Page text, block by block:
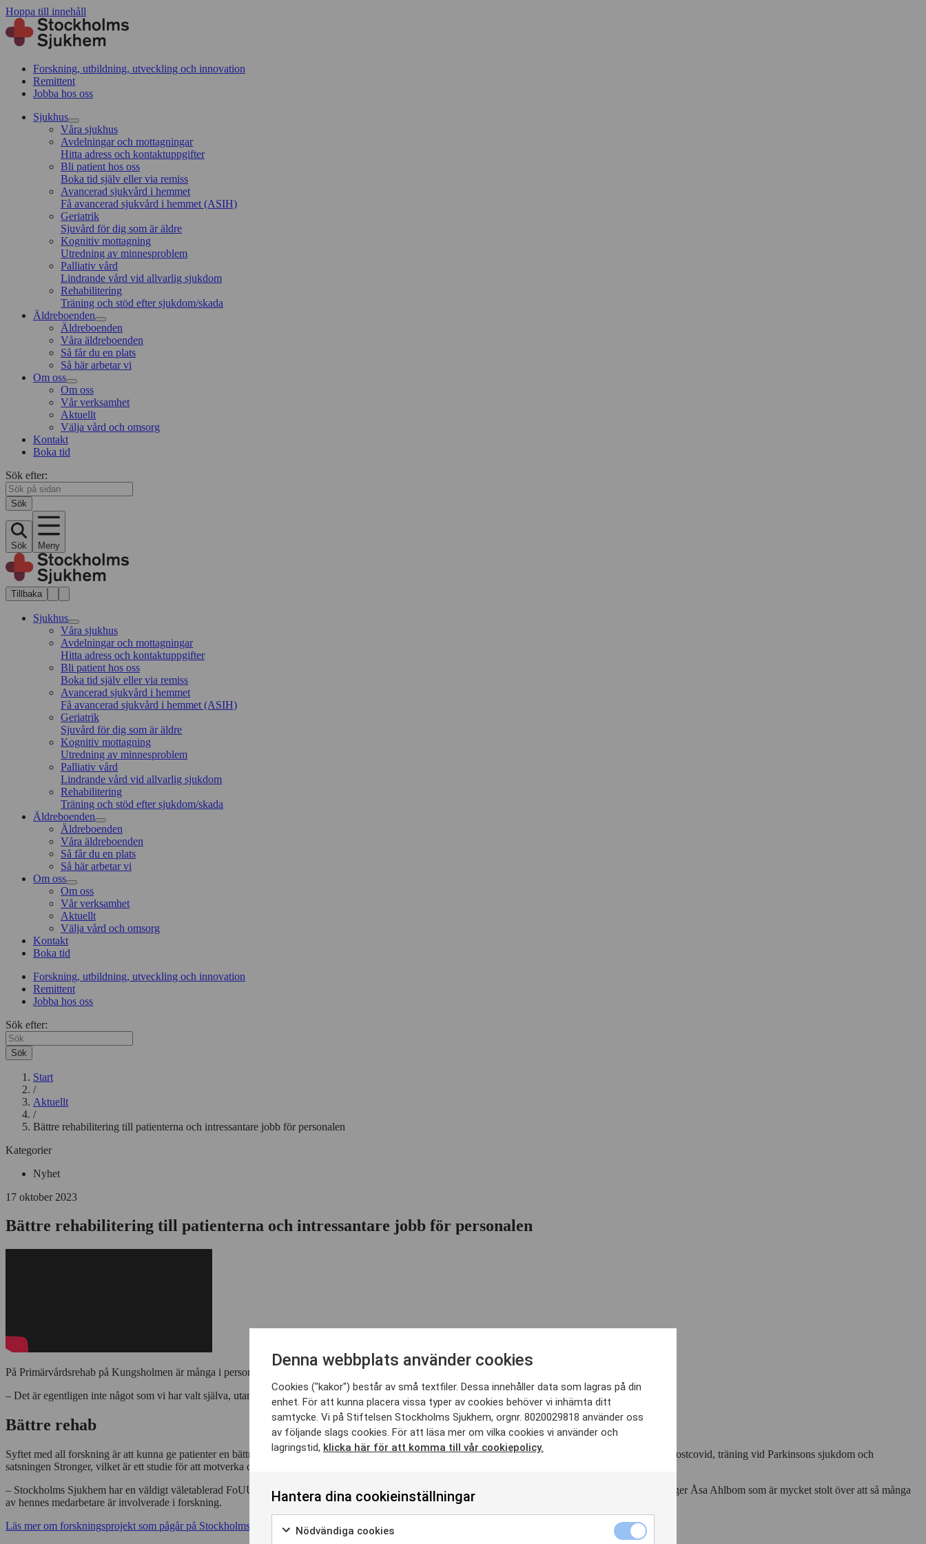
Hoppa till innehåll
Forskning, utbildning, utveckling och innovation
Remittent
Jobba hos oss
Sjukhus
Våra sjukhus
Avdelningar och mottagningar
Hitta adress och kontaktuppgifter
Bli patient hos oss
Boka tid själv eller via remiss
Avancerad sjukvård i hemmet
Få avancerad sjukvård i hemmet (ASIH)
Geriatrik
Sjuvård för dig som är äldre
Kognitiv mottagning
Utredning av minnesproblem
Palliativ vård
Lindrande vård vid allvarlig sjukdom
Rehabilitering
Träning och stöd efter sjukdom/skada
Äldreboenden
Äldreboenden
Våra äldreboenden
Så får du en plats
Så här arbetar vi
Om oss
Om oss
Vår verksamhet
Aktuellt
Välja vård och omsorg
Kontakt
Boka tid
Sök efter:
Sök
Sök Meny
Tillbaka
Sjukhus
Våra sjukhus
Avdelningar och mottagningar
Hitta adress och kontaktuppgifter
Bli patient hos oss
Boka tid själv eller via remiss
Avancerad sjukvård i hemmet
Få avancerad sjukvård i hemmet (ASIH)
Geriatrik
Sjuvård för dig som är äldre
Kognitiv mottagning
Utredning av minnesproblem
Palliativ vård
Lindrande vård vid allvarlig sjukdom
Rehabilitering
Träning och stöd efter sjukdom/skada
Äldreboenden
Äldreboenden
Våra äldreboenden
Så får du en plats
Så här arbetar vi
Om oss
Om oss
Vår verksamhet
Aktuellt
Välja vård och omsorg
Kontakt
Boka tid
Forskning, utbildning, utveckling och innovation
Remittent
Jobba hos oss
Sök efter:
Sök
Start
/
Aktuellt
/
Bättre rehabilitering till patienterna och intressantare jobb för personalen
Kategorier
Nyhet
17 oktober 2023
Bättre rehabilitering till patienterna och intressantare jobb för personalen
På Primärvårdsrehab på Kungsholmen är många i personalen involverade i forskningsprojekt utöver sitt vanliga arbete med att ta emot patienter.
– Det är egentligen inte något som vi har valt själva, utan det har vuxit fram, säger Åsa Ahlbom, enhetschef vid Primärvårdsrehab på Kungsholmen.
Bättre rehab
Syftet med all forskning är att kunna ge patienter en bättre rehabilitering. Mottagningen är bland annat involverade i forskning som rör arbetsåtergång vid postcovid, träning vid Parkinsons sjukdom och
satsningen Stronger, vilket är ett studie för att motverka demens och alzheimer.
– Stockholms Sjukhem har en väldigt väletablerad FoUU-verksamhet. Det ger möjlighet att skapa samarbeten mellan forskning och klinisk verksamhet, säger Åsa Ahlbom som är mycket stolt över att så många
av hennes medarbetare är involverade i forskning.
Läs mer om forskningsprojekt som pågår på Stockholms Sjukhem
Denna webbplats använder cookies
Cookies ("kakor") består av små textfiler. Dessa innehåller data som lagras på din
enhet. För att kunna placera vissa typer av cookies behöver vi inhämta ditt
samtycke. Vi på Stiftelsen Stockholms Sjukhem, orgnr. 8020029818 använder oss
av följande slags cookies. För att läsa mer om vilka cookies vi använder och
lagringstid, klicka här för att komma till vår cookiepolicy.
Hantera dina cookieinställningar
Nödvändiga cookies
Nödvändiga
cookies